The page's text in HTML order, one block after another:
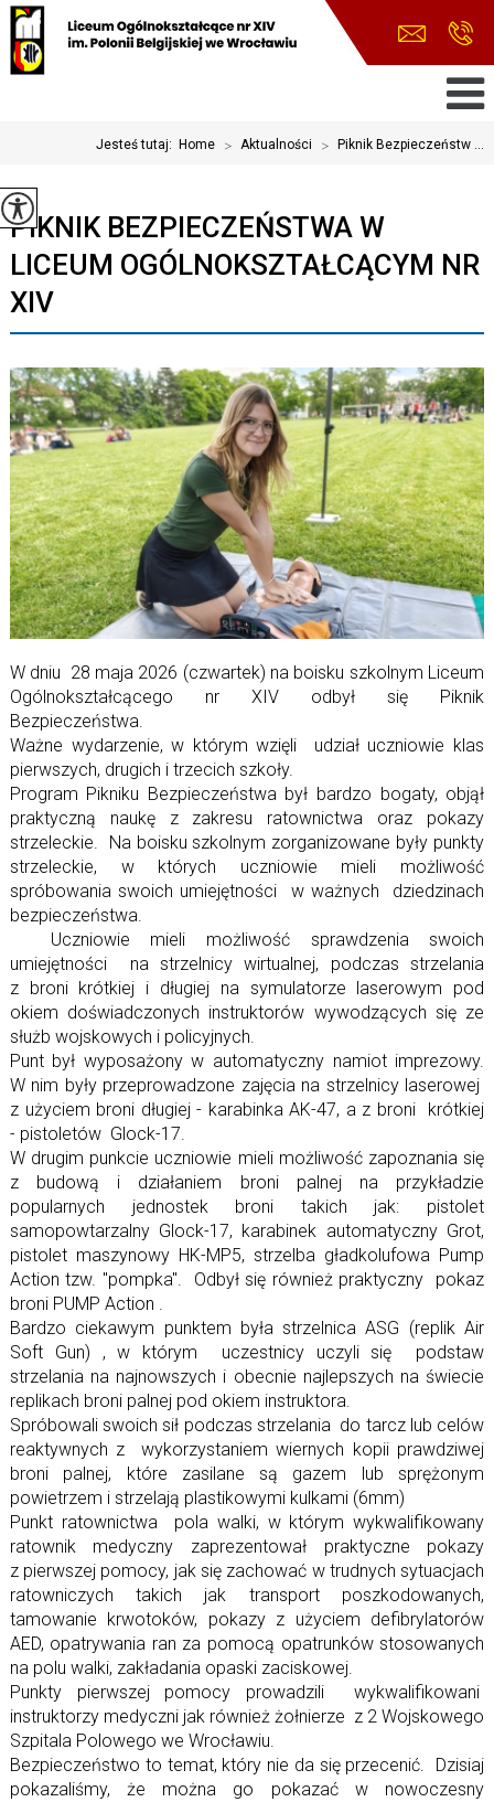
Jesteś tutaj: Home > Aktualności > Piknik Bezpieczeństw ...
PIKNIK BEZPIECZEŃSTWA W
LICEUM OGÓLNOKSZTAŁCĄCYM NR
XIV
W dniu 28 maja 2026 (czwartek) na boisku szkolnym Liceum
Ogólnokształcącego nr XIV odbył się Piknik
Bezpieczeństwa.
Ważne wydarzenie, w którym wzięli udział uczniowie klas
pierwszych, drugich i trzecich szkoły.
Program Pikniku Bezpieczeństwa był bardzo bogaty, objął
praktyczną naukę z zakresu ratownictwa oraz pokazy
strzeleckie. Na boisku szkolnym zorganizowane były punkty
strzeleckie, w których uczniowie mieli możliwość
spróbowania swoich umiejętności w ważnych dziedzinach
bezpieczeństwa.
Uczniowie mieli możliwość sprawdzenia swoich
umiejętności na strzelnicy wirtualnej, podczas strzelania
z broni krótkiej i długiej na symulatorze laserowym pod
okiem doświadczonych instruktorów wywodzących się ze
służb wojskowych i policyjnych.
Punt był wyposażony w automatyczny namiot imprezowy.
W nim były przeprowadzone zajęcia na strzelnicy laserowej
z użyciem broni długiej - karabinka AK-47, a z broni krótkiej
- pistoletów Glock-17.
W drugim punkcie uczniowie mieli możliwość zapoznania się
z budową i działaniem broni palnej na przykładzie
popularnych jednostek broni takich jak: pistolet
samopowtarzalny Glock-17, karabinek automatyczny Grot,
pistolet maszynowy HK-MP5, strzelba gładkolufowa Pump
Action tzw. "pompka". Odbył się również praktyczny pokaz
broni PUMP Action .
Bardzo ciekawym punktem była strzelnica ASG (replik Air
Soft Gun) , w którym uczestnicy uczyli się podstaw
strzelania na najnowszych i obecnie najlepszych na świecie
replikach broni palnej pod okiem instruktora.
Spróbowali swoich sił podczas strzelania do tarcz lub celów
reaktywnych z wykorzystaniem wiernych kopii prawdziwej
broni palnej, które zasilane są gazem lub sprężonym
powietrzem i strzelają plastikowymi kulkami (6mm)
Punkt ratownictwa pola walki, w którym wykwalifikowany
ratownik medyczny zaprezentował praktyczne pokazy
z pierwszej pomocy, jak się zachować w trudnych sytuacjach
ratowniczych takich jak transport poszkodowanych,
tamowanie krwotoków, pokazy z użyciem defibrylatorów
AED, opatrywania ran za pomocą opatrunków stosowanych
na polu walki, zakładania opaski zaciskowej.
Punkty pierwszej pomocy prowadzili wykwalifikowani
instruktorzy medyczni jak również żołnierze z 2 Wojskowego
Szpitala Polowego we Wrocławiu.
Bezpieczeństwo to temat, który nie da się przecenić. Dzisiaj
pokazaliśmy, że można go pokazać w nowoczesny